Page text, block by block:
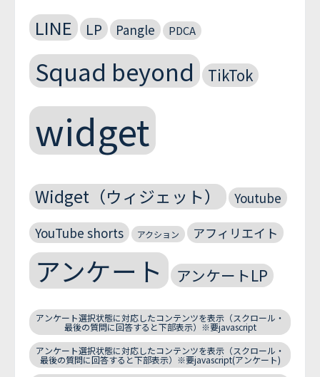
LINE LP Pangle PDCA
Squad beyond TikTok
widget
Widget（ウィジェット）
Youtube
YouTube shorts
アクション アフィリエイト
アンケート アンケートLP
アンケート選択状態に対応したコンテンツを表示（スクロール・
最後の質問に回答すると下部表示）※要javascript
アンケート選択状態に対応したコンテンツを表示（スクロール・
最後の質問に回答すると下部表示）※要javascript(アンケート)